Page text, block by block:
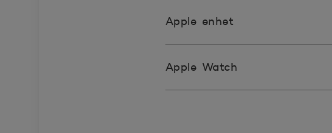
Apple enhet
Apple Watch